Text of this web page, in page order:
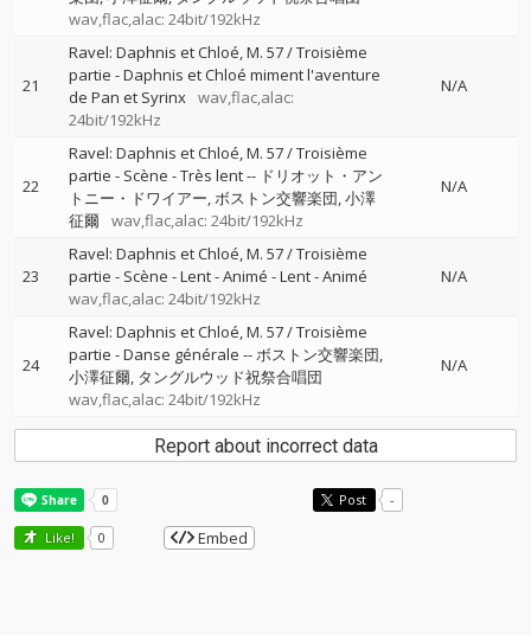
wav,flac,alac: 24bit/192kHz
21
Ravel: Daphnis et Chloé, M. 57 / Troisième
partie - Daphnis et Chloé miment l'aventure
de Pan et Syrinx wav,flac,alac:
24bit/192kHz
N/A
22
Ravel: Daphnis et Chloé, M. 57 / Troisième
partie - Scène - Très lent-- ドリオット・アン
トニー・ドワイアー ボストン交響楽団 小澤
征爾
wav,flac,alac: 24bit/192kHz
N/A
23
Ravel: Daphnis et Chloé, M. 57 / Troisième
partie - Scène - Lent - Animé - Lent - Animé
wav,flac,alac: 24bit/192kHz
N/A
24
Ravel: Daphnis et Chloé, M. 57 / Troisième
partie - Danse générale --ボストン交響楽団
小澤征爾 タングルウッド祝祭合唱団
wav,flac,alac: 24bit/192kHz
N/A
Report about incorrect data
Post -
Like! 0 Embed